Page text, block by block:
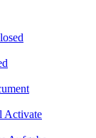
Activate